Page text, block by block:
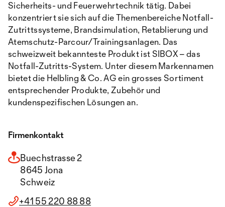
Sicherheits- und Feuerwehrtechnik tätig. Dabei
konzentriert sie sich auf die Themenbereiche Notfall-
Zutrittssysteme, Brandsimulation, Retablierung und
Atemschutz-Parcour/Trainingsanlagen. Das
schweizweit bekannteste Produkt ist SIBOX – das
Notfall-Zutritts-System. Unter diesem Markennamen
bietet die Helbling & Co. AG ein grosses Sortiment
entsprechender Produkte, Zubehör und
kundenspezifischen Lösungen an.
Firmenkontakt
Buechstrasse 2
8645 Jona
Schweiz
+41 55 220 88 88